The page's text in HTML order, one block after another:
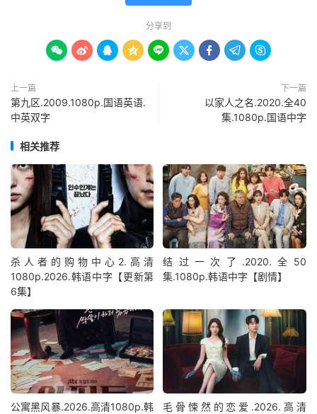
分享到
        
上一篇
第九区.2009.1080p.国语英语.
中英双字
下一篇
以家人之名.2020.全40
集.1080p.国语中字
相关推荐
杀人者的购物中心2.高清
1080p.2026.韩语中字【更新第
6集】
结过一次了.2020.全50
集.1080p.韩语中字【剧情】
公寓黑风暴.2026.高清1080p.韩
毛骨悚然的恋爱.2026.高清